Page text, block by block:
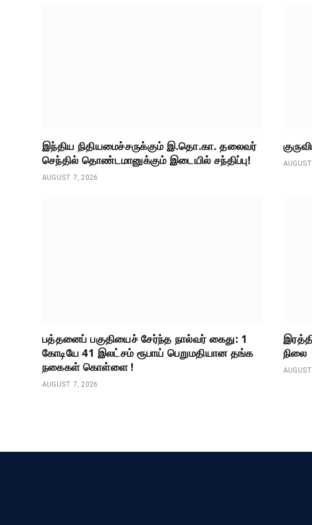
இந்திய நிதியமைச்சருக்கும் இ.தொ.கா. தலைவர்
செந்தில் தொண்டமானுக்கும் இடையில் சந்திப்பு!
AUGUST 7, 2026
பத்தனைப் பகுதியைச் சேர்ந்த நால்வர் கைது: 1
கோடியே 41 இலட்சம் ரூபாய் பெறுமதியான தங்க
நகைகள் கொள்ளை !
AUGUST 7, 2026
நிலை